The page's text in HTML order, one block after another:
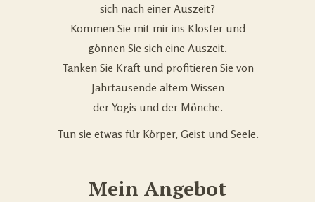
sich nach einer Auszeit?
Kommen Sie mit mir ins Kloster und
gönnen Sie sich eine Auszeit.
Tanken Sie Kraft und profitieren Sie von
Jahrtausende altem Wissen
der Yogis und der Mönche.
Tun sie etwas für Körper, Geist und Seele.
Mein Angebot